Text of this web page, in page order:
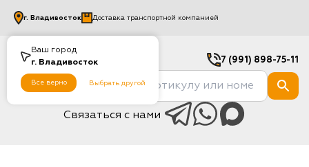
Ваш город
г. Владивосток
Все верно Выбрать другой
г. Владивосток Доставка транспортной компанией
7 (991) 898-75-11
Связаться с нами